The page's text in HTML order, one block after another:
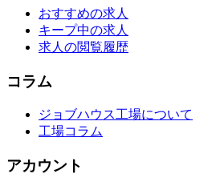
おすすめの求人
キープ中の求人
求人の閲覧履歴
コラム
ジョブハウス工場について
工場コラム
アカウント